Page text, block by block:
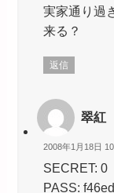
実家通り過
来る？
返信
翠紅
2008年1月18日
SECRET: 0
PASS: